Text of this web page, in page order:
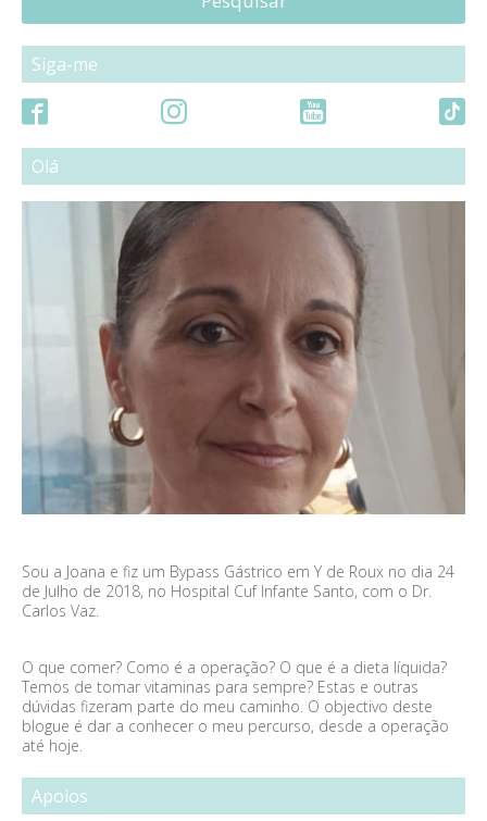
Siga-me
Olá
Sou a Joana e fiz um Bypass Gástrico em Y de Roux no dia 24
de Julho de 2018, no Hospital Cuf Infante Santo, com o Dr.
Carlos Vaz.
O que comer? Como é a operação? O que é a dieta líquida?
Temos de tomar vitaminas para sempre? Estas e outras
dúvidas fizeram parte do meu caminho. O objectivo deste
blogue é dar a conhecer o meu percurso, desde a operação
até hoje.
Apoios